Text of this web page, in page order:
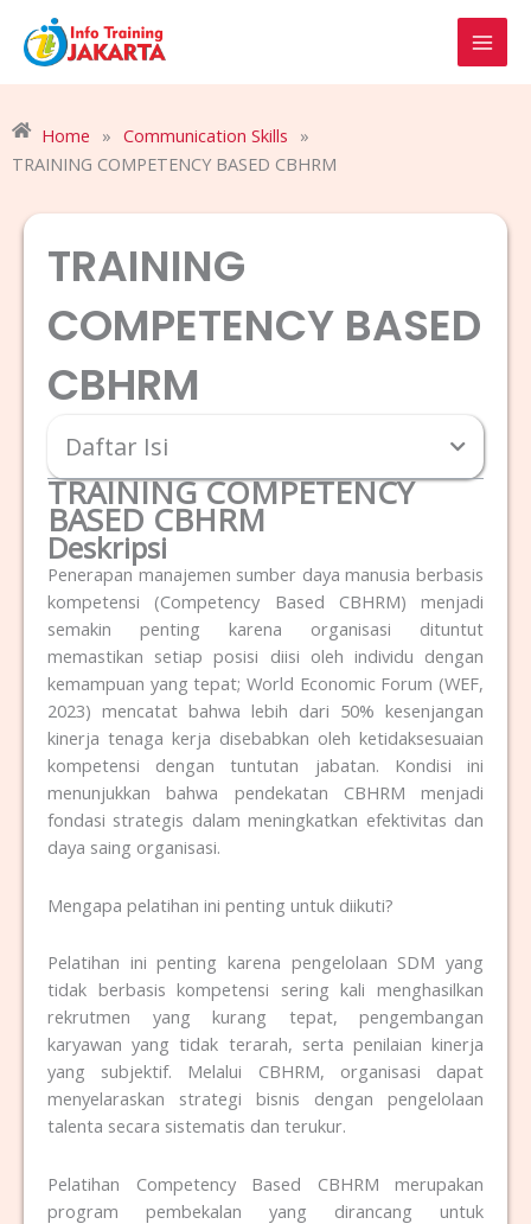
content
Home » Communication Skills »
TRAINING COMPETENCY BASED CBHRM
TRAINING
COMPETENCY BASED
CBHRM
Daftar Isi
TRAINING COMPETENCY
BASED CBHRM
Deskripsi
Penerapan manajemen sumber daya manusia berbasis
kompetensi (Competency Based CBHRM) menjadi
semakin penting karena organisasi dituntut
memastikan setiap posisi diisi oleh individu dengan
kemampuan yang tepat; World Economic Forum (WEF,
2023) mencatat bahwa lebih dari 50% kesenjangan
kinerja tenaga kerja disebabkan oleh ketidaksesuaian
kompetensi dengan tuntutan jabatan. Kondisi ini
menunjukkan bahwa pendekatan CBHRM menjadi
fondasi strategis dalam meningkatkan efektivitas dan
daya saing organisasi.
Mengapa pelatihan ini penting untuk diikuti?
Pelatihan ini penting karena pengelolaan SDM yang
tidak berbasis kompetensi sering kali menghasilkan
rekrutmen yang kurang tepat, pengembangan
karyawan yang tidak terarah, serta penilaian kinerja
yang subjektif. Melalui CBHRM, organisasi dapat
menyelaraskan strategi bisnis dengan pengelolaan
talenta secara sistematis dan terukur.
Pelatihan Competency Based CBHRM merupakan
program pembekalan yang dirancang untuk